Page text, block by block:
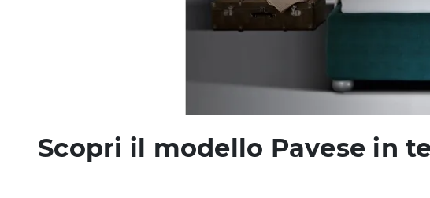
Scopri il modello Pavese in